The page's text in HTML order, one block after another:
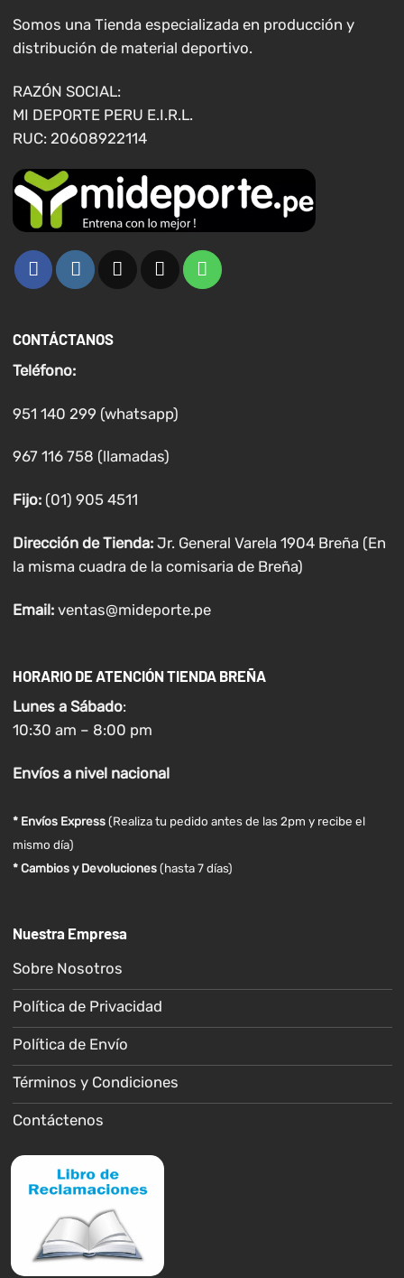
elegir
Somos una Tienda especializada en producción y
distribución de material deportivo.
RAZÓN SOCIAL:
MI DEPORTE PERU E.I.R.L.
RUC: 20608922114
CONTÁCTANOS
Teléfono:
951 140 299 (whatsapp)
967 116 758 (llamadas)
Fijo:(01) 905 4511
Dirección de Tienda: Jr. General Varela 1904 Breña (En
la misma cuadra de la comisaria de Breña)
Email: ventas@mideporte.pe
HORARIO DE ATENCIÓN TIENDA BREÑA
Lunes a Sábado:
10:30 am – 8:00 pm
Envíosa nivel nacional
* Envíos Express(Realiza tu pedido antes de las 2pm y recibe el
mismo día)
* Cambios y Devoluciones (hasta 7 días)
Nuestra Empresa
Sobre Nosotros
Política de Privacidad
Política de Envío
Términos y Condiciones
Contáctenos